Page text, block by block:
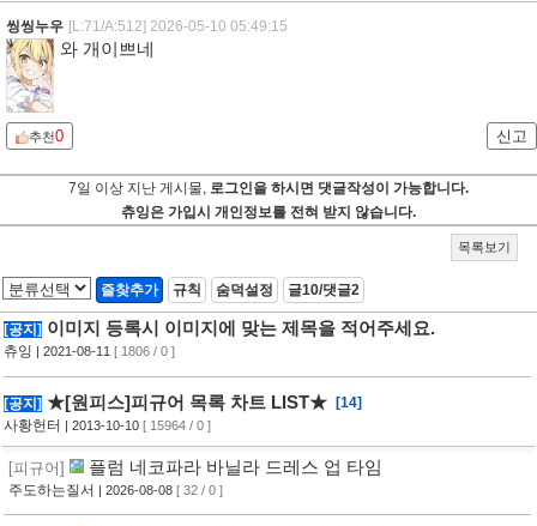
씽씽누우 [L:71/A:512] 2026-05-10 05:49:15
와 개이쁘네
추천0 신고
7일 이상 지난 게시물, 로그인을 하시면 댓글작성이 가능합니다.
츄잉은 가입시 개인정보를 전혀 받지 않습니다.
목록보기
즐찾추가 규칙 숨덕설정 글10/댓글2
[공지] 이미지 등록시 이미지에 맞는 제목을 적어주세요.
츄잉 | 2021-08-11 [ 1806 / 0 ]
[공지] ★[원피스]피규어 목록 차트 LIST★ [14]
사황헌터 | 2013-10-10 [ 15964 / 0 ]
[피규어] 플럼 네코파라 바닐라 드레스 업 타임
주도하는질서 | 2026-08-08 [ 32 / 0 ]